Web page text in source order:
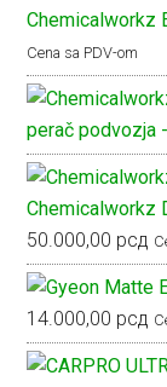
Chemicalworkz
Cena sa PDV-om
perač podvozja
Chemicalworkz
50.000,00 рсд
14.000,00 рсд